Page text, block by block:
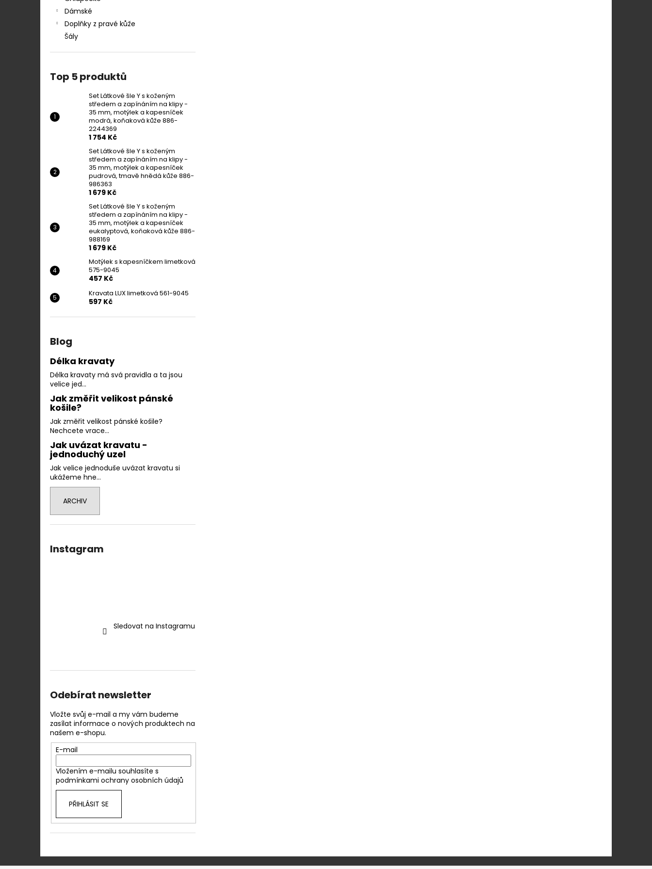
Dámské
Doplňky z pravé kůže
Šály
Top 5 produktů
Set Látkové šle Y s koženým
středem a zapínáním na klipy -
35 mm, motýlek a kapesníček
modrá, koňaková kůže 886-
2244369
1 754 Kč
Set Látkové šle Y s koženým
středem a zapínáním na klipy -
35 mm, motýlek a kapesníček
pudrová, tmavě hnědá kůže 886-
986363
1 679 Kč
Set Látkové šle Y s koženým
středem a zapínáním na klipy -
35 mm, motýlek a kapesníček
eukalyptová, koňaková kůže 886-
988169
1 679 Kč
Motýlek s kapesníčkem limetková
575-9045
457 Kč
Kravata LUX limetková 561-9045
597 Kč
Blog
Délka kravaty
Délka kravaty má svá pravidla a ta jsou
velice jed...
Jak změřit velikost pánské
košile?
Jak změřit velikost pánské košile?
Nechcete vrace...
Jak uvázat kravatu -
jednoduchý uzel
Jak velice jednoduše uvázat kravatu si
ukážeme hne...
ARCHIV
Instagram
Sledovat na Instagramu
Odebírat newsletter
Vložte svůj e-mail a my vám budeme
zasílat informace o nových produktech na
našem e-shopu.
E-mail
Vložením e-mailu souhlasíte s
podmínkami ochrany osobních údajů
PŘIHLÁSIT SE